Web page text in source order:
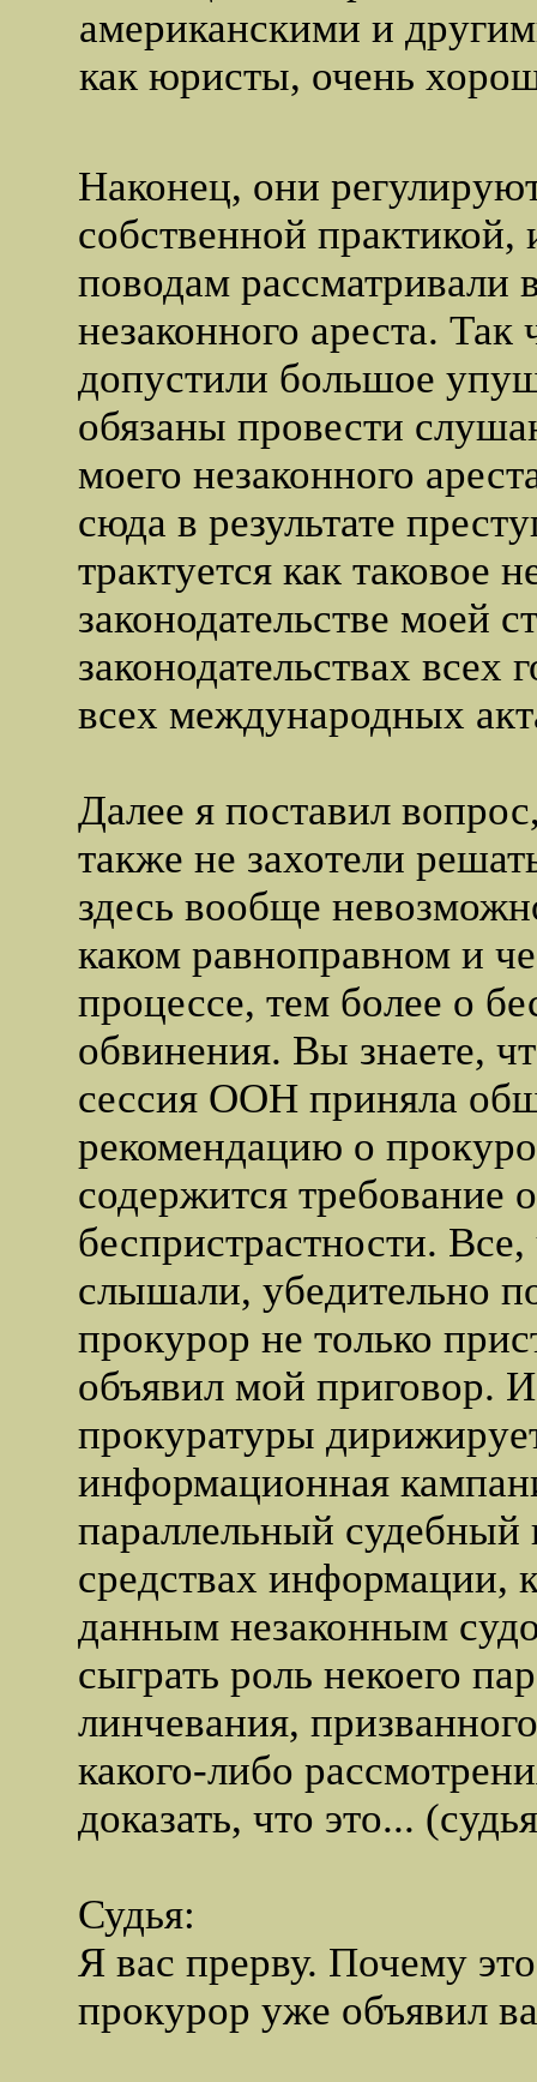
американскими и
как юристы, очень
Наконец, они
собственной
поводам рассматривали
незаконного ареста. Так
допустили большое
обязаны провести
моего незаконного
сюда в результате
трактуется как таковое
законодательстве моей
законодательствах всех
всех международных
Далее я поставил
также не захотели
здесь вообще
каком равноправном и
процессе, тем более о
обвинения. Вы знаете,
сессия ООН приняла
рекомендацию о
содержится требование
беспристрастности.
слышали, убедительно
прокурор не только
объявил мой приговор.
прокуратуры
информационная
параллельный судебный
средствах информации,
данным незаконным
сыграть роль некоего
линчевания,
какого-либо
доказать, что это...
Судья:
Я вас прерву. Почему
прокурор уже объявил